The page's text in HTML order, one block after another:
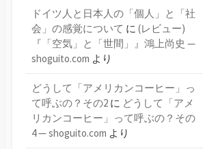
ドイツ人と日本人の「個人」と「社
会」の感覚について に (レビュー)
『「空気」と「世間」』鴻上尚史 —
shoguito.com より
どうして「アメリカンコーヒー」っ
て呼ぶの？その2 に どうして「アメ
リカンコーヒー」って呼ぶの？その
4 — shoguito.com より